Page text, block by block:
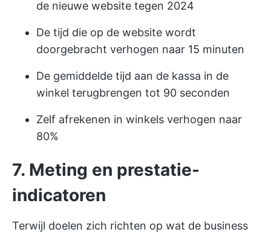
de nieuwe website tegen 2024
De tijd die op de website wordt
doorgebracht verhogen naar 15 minuten
De gemiddelde tijd aan de kassa in de
winkel terugbrengen tot 90 seconden
Zelf afrekenen in winkels verhogen naar
80%
7. Meting en prestatie-
indicatoren
Terwijl doelen zich richten op wat de business